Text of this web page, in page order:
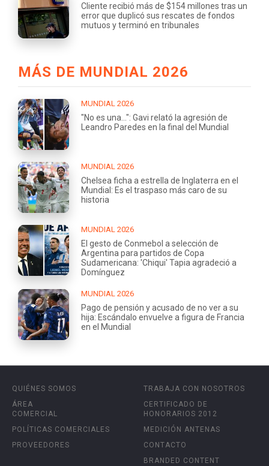
Cliente recibió más de $154 millones tras un
error que duplicó sus rescates de fondos
mutuos y terminó en tribunales
MÁS DE MUNDIAL 2026
MUNDIAL 2026
"No es una...": Gavi relató la agresión de
Leandro Paredes en la final del Mundial
MUNDIAL 2026
Chelsea ficha a estrella de Inglaterra en el
Mundial: Es el traspaso más caro de su
historia
MUNDIAL 2026
El gesto de Conmebol a selección de
Argentina para partidos de Copa
Sudamericana: 'Chiqui' Tapia agradeció a
Domínguez
MUNDIAL 2026
Pago de pensión y acusado de no ver a su
hija: Escándalo envuelve a figura de Francia
en el Mundial
QUIÉNES SOMOS
ÁREA
COMERCIAL
POLÍTICAS COMERCIALES
PROVEEDORES
TRABAJA CON NOSOTROS
CERTIFICADO DE
HONORARIOS 2012
MEDICIÓN ANTENAS
CONTACTO
BRANDED CONTENT